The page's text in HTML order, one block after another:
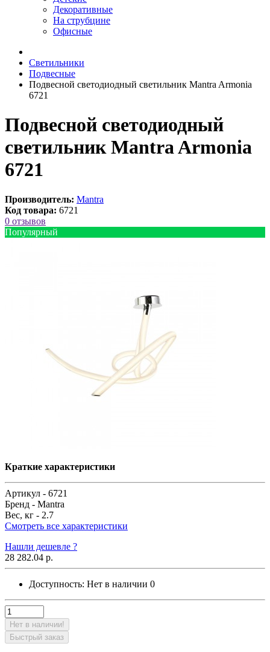
Декоративные
На струбцине
Офисные
Светильники
Подвесные
Подвесной светодиодный светильник Mantra Armonia
6721
Подвесной светодиодный
светильник Mantra Armonia
6721
Производитель: Mantra
Код товара: 6721
0 отзывов
Популярный
Краткие характеристики
Артикул - 6721
Бренд - Mantra
Вес, кг - 2.7
Смотреть все характеристики
Нашли дешевле ?
28 282.04 р.
Доступность: Нет в наличии 0
Нет в наличии!
Быстрый заказ